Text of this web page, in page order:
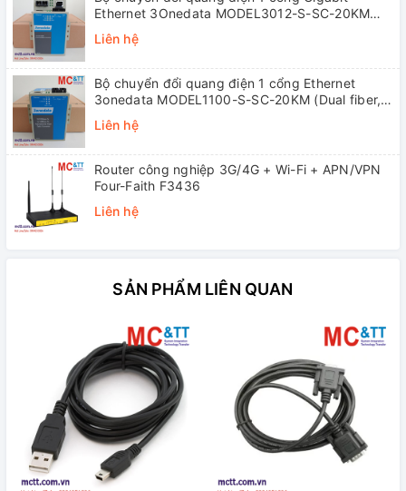
Ethernet 3Onedata MODEL3012-S-SC-20KM
Liên hệ
Bộ chuyển đổi quang điện 1 cổng Ethernet
3onedata MODEL1100-S-SC-20KM (Dual fiber,
Liên hệ
Router công nghiệp 3G/4G + Wi-Fi + APN/VPN
Four-Faith F3436
Liên hệ
SẢN PHẨM LIÊN QUAN